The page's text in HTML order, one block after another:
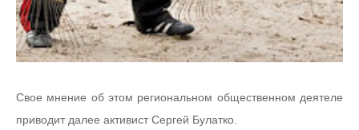
Свое мнение об этом региональном общественном деятеле
приводит далее активист Сергей Булатко.